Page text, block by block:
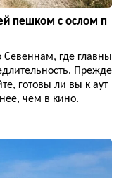
пешком с ослом п
Севеннам, где главны
Прежде
готовы ли вы к аут
чем в кино.